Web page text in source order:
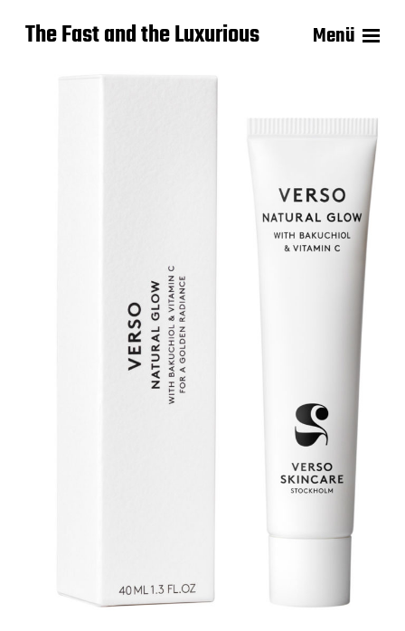
The Fast and the Luxurious Menü